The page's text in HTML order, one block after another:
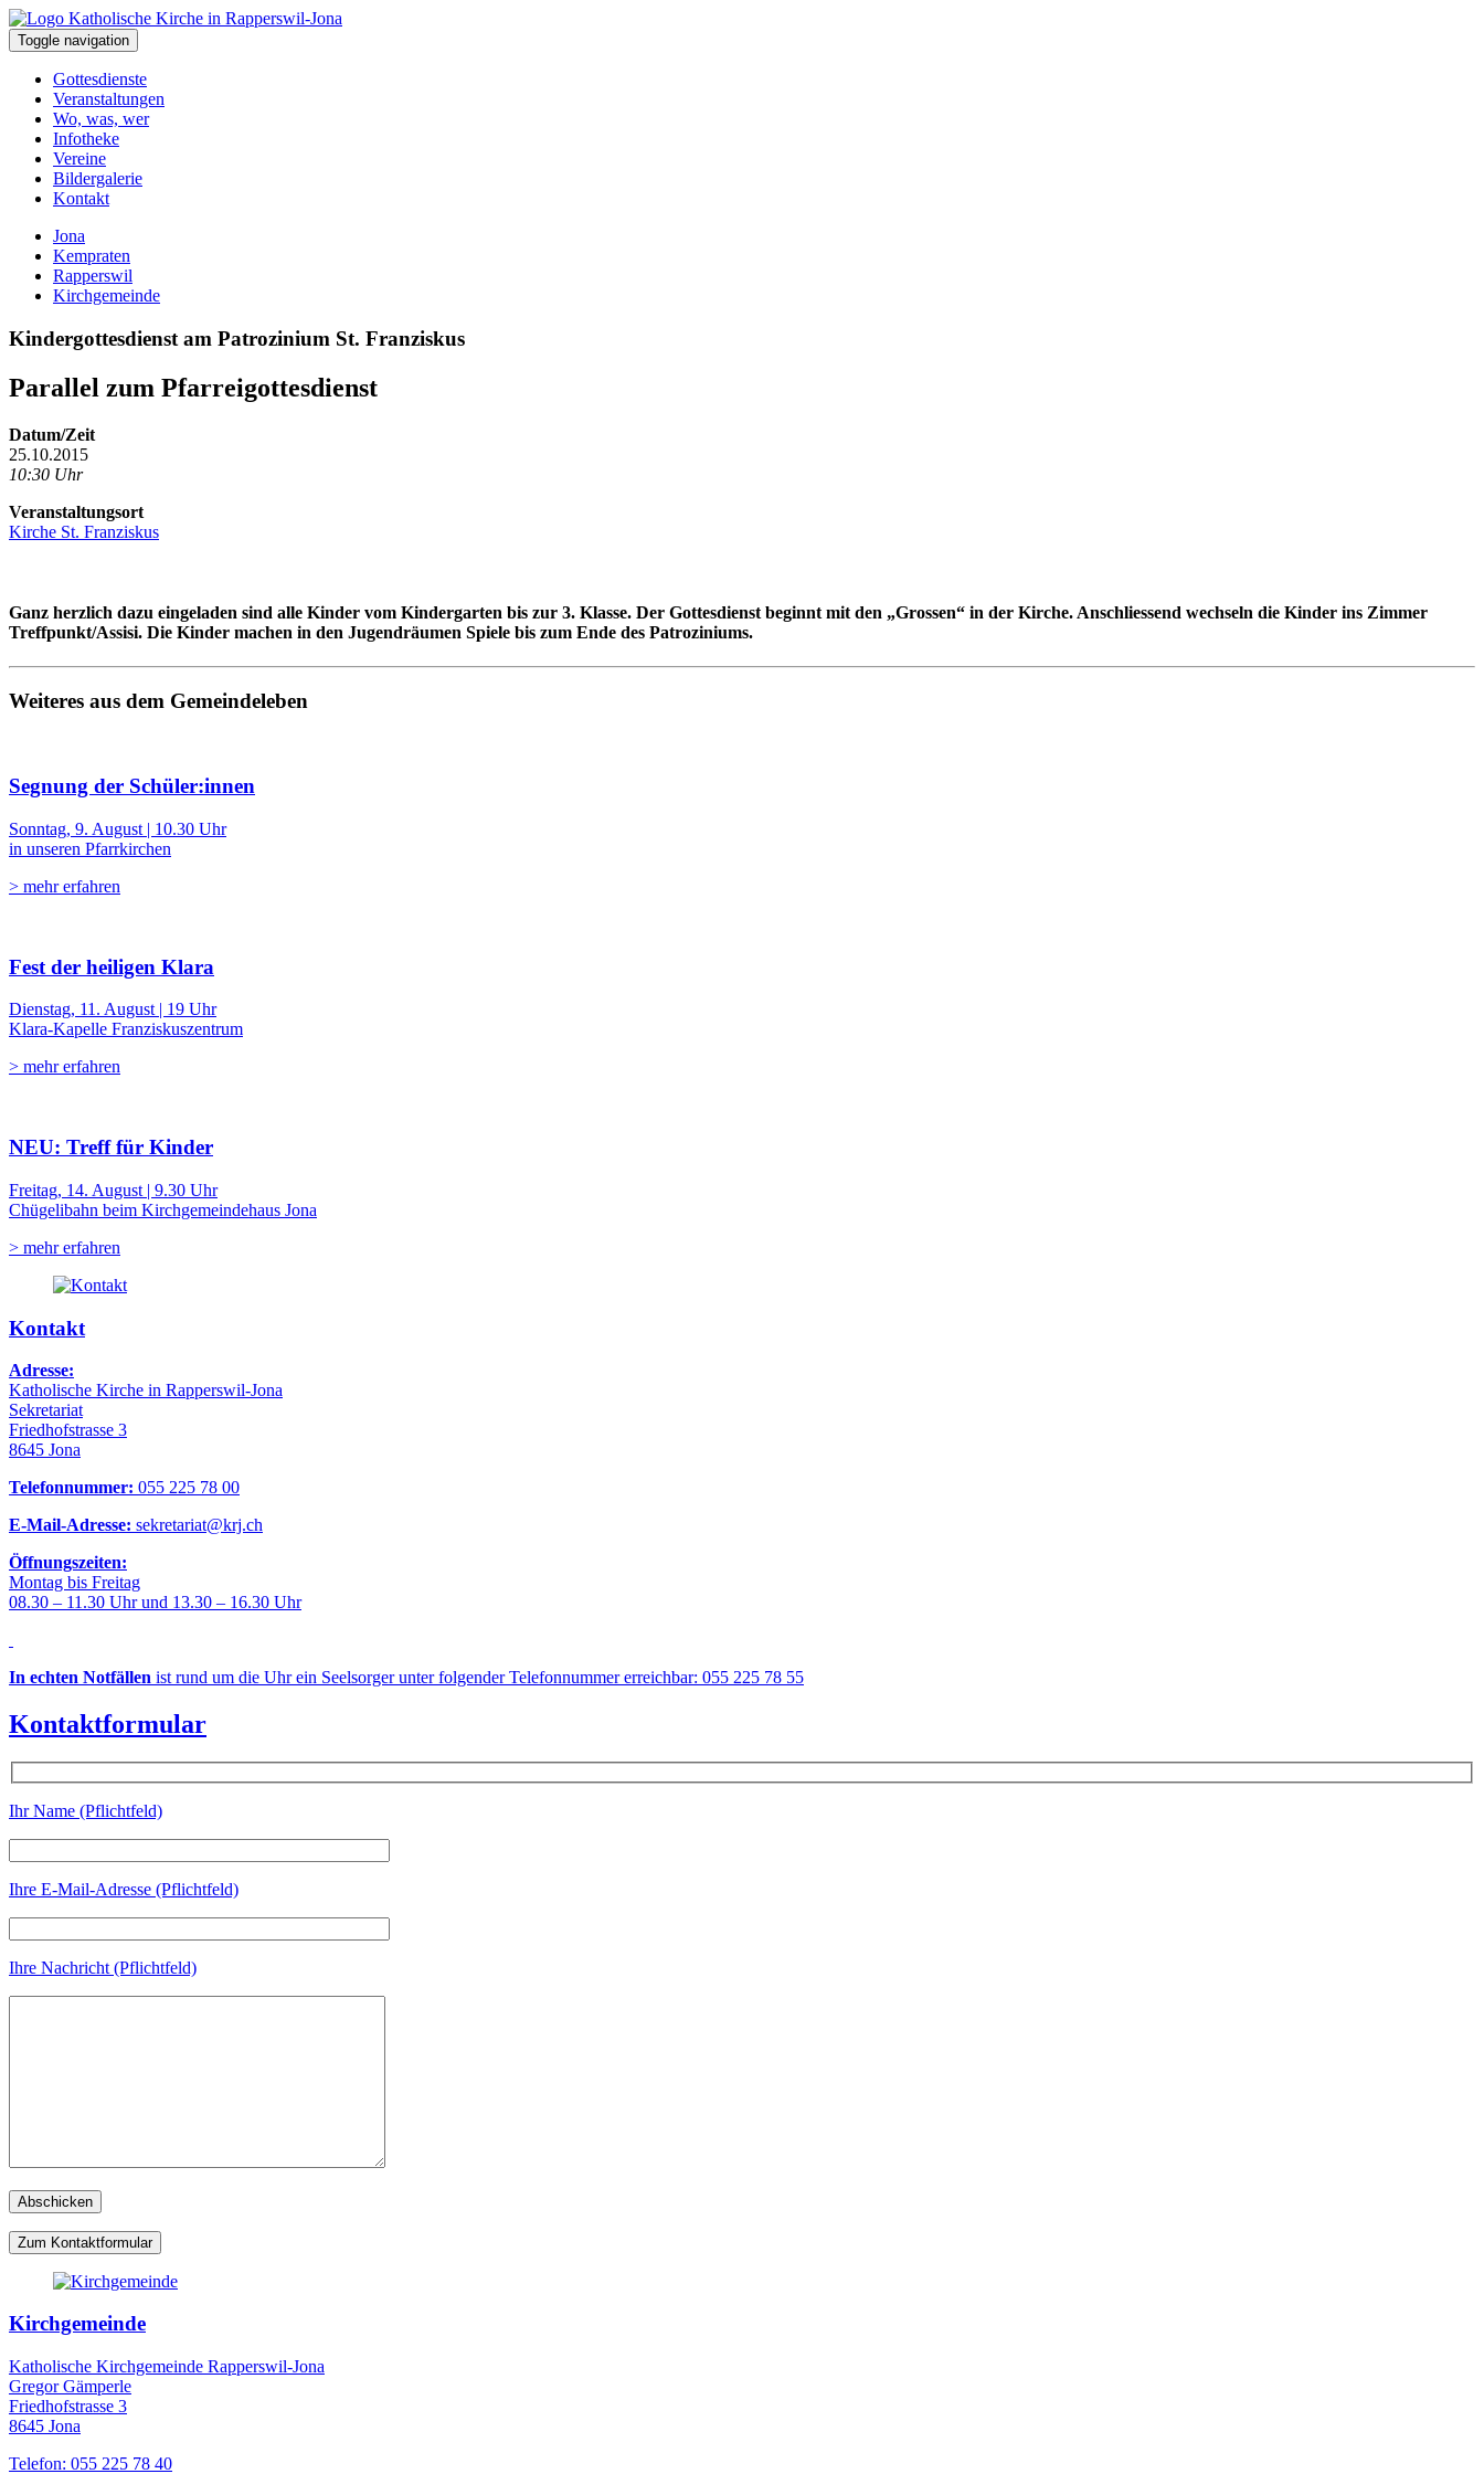
Toggle navigation
Gottesdienste
Veranstaltungen
Wo, was, wer
Infotheke
Vereine
Bildergalerie
Kontakt
Jona
Kempraten
Rapperswil
Kirchgemeinde
Kindergottesdienst am Patrozinium St. Franziskus
Parallel zum Pfarreigottesdienst
Datum/Zeit
25.10.2015
10:30 Uhr
Veranstaltungsort
Kirche St. Franziskus
Ganz herzlich dazu eingeladen sind alle Kinder vom Kindergarten bis zur 3. Klasse. Der Gottesdienst beginnt mit den „Grossen“ in der Kirche. Anschliessend wechseln die Kinder ins Zimmer
Treffpunkt/Assisi. Die Kinder machen in den Jugendräumen Spiele bis zum Ende des Patroziniums.
Weiteres aus dem Gemeindeleben
Segnung der Schüler:innen
Sonntag, 9. August | 10.30 Uhr
in unseren Pfarrkirchen
> mehr erfahren
Fest der heiligen Klara
Dienstag, 11. August | 19 Uhr
Klara-Kapelle Franziskuszentrum
> mehr erfahren
NEU: Treff für Kinder
Freitag, 14. August | 9.30 Uhr
Chügelibahn beim Kirchgemeindehaus Jona
> mehr erfahren
Kontakt
Adresse:
Katholische Kirche in Rapperswil-Jona
Sekretariat
Friedhofstrasse 3
8645 Jona
Telefonnummer: 055 225 78 00
E-Mail-Adresse: sekretariat@krj.ch
Öffnungszeiten:
Montag bis Freitag
08.30 – 11.30 Uhr und 13.30 – 16.30 Uhr
In echten Notfällen ist rund um die Uhr ein Seelsorger unter folgender Telefonnummer erreichbar: 055 225 78 55
Kontaktformular
Ihr Name (Pflichtfeld)
Ihre E-Mail-Adresse (Pflichtfeld)
Ihre Nachricht (Pflichtfeld)
Zum Kontaktformular
Kirchgemeinde
Katholische Kirchgemeinde Rapperswil-Jona
Gregor Gämperle
Friedhofstrasse 3
8645 Jona
Telefon: 055 225 78 40